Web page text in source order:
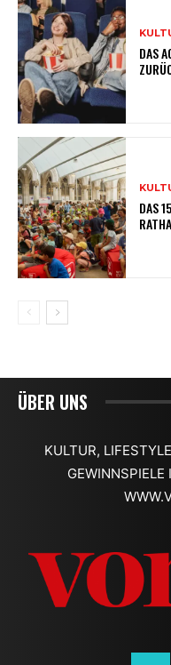
DAS
DAS
ÜBER UNS
KULTUR,